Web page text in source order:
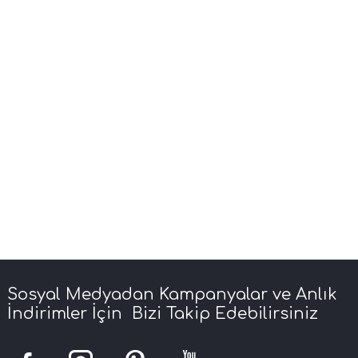
Sosyal Medyadan Kampanyalar ve Anlık
İndirimler İçin Bizi Takip Edebilirsiniz